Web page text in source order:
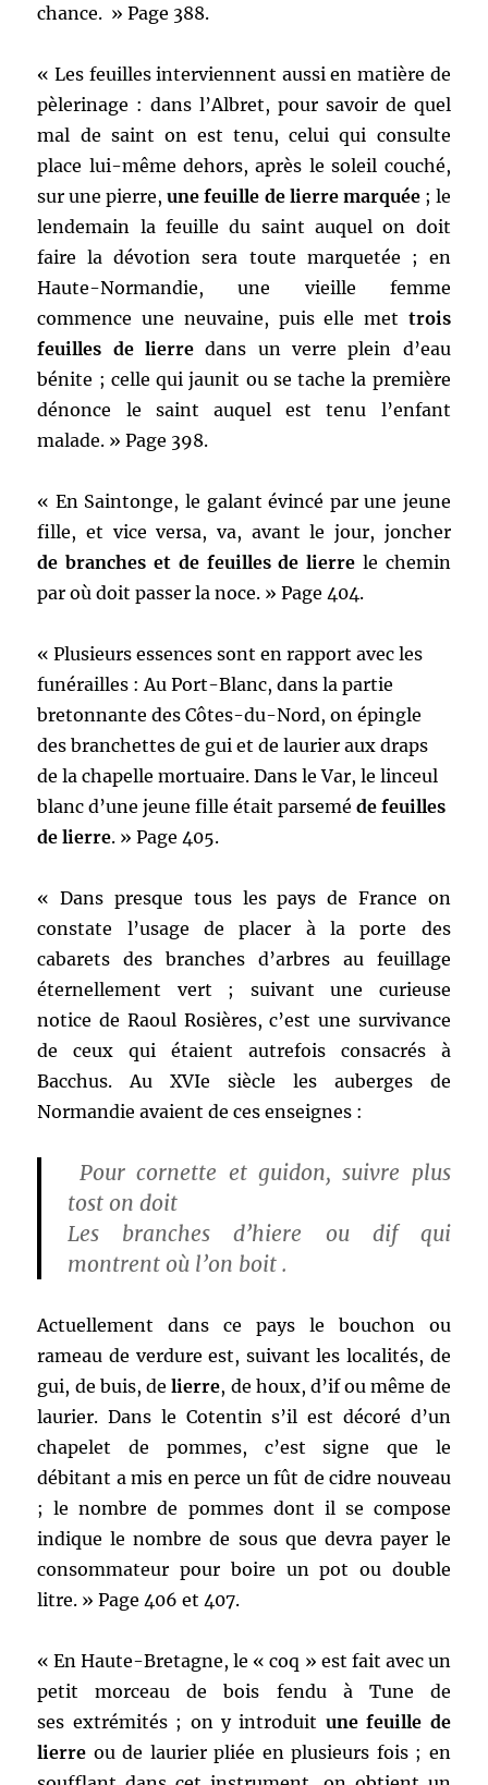
chance. » Page 388.
« Les feuilles interviennent aussi en matière de
pèlerinage : dans l’Albret, pour savoir de quel
mal de saint on est tenu, celui qui consulte
place lui-même dehors, après le soleil couché,
sur une pierre,une feuille de lierre marquée; le
lendemain la feuille du saint auquel on doit
faire la dévotion sera toute marquetée ; en
Haute-Normandie, une vieille femme
commence une neuvaine, puis elle met trois
feuilles de lierre dans un verre plein d’eau
bénite ; celle qui jaunit ou se tache la première
dénonce le saint auquel est tenu l’enfant
malade. » Page 398.
« En Saintonge, le galant évincé par une jeune
fille, et vice versa, va, avant le jour, joncher
de branches et de feuilles de lierre le chemin
par où doit passer la noce. » Page 404.
« Plusieurs essences sont en rapport avec les
funérailles : Au Port-Blanc, dans la partie
bretonnante des Côtes-du-Nord, on épingle
des branchettes de gui et de laurier aux draps
de la chapelle mortuaire. Dans le Var, le linceul
blanc d’une jeune fille était parseméde feuilles
de lierre. » Page 405.
« Dans presque tous les pays de France on
constate l’usage de placer à la porte des
cabarets des branches d’arbres au feuillage
éternellement vert ; suivant une curieuse
notice de Raoul Rosières, c’est une survivance
de ceux qui étaient autrefois consacrés à
Bacchus. Au XVIe siècle les auberges de
Normandie avaient de ces enseignes :
Pour cornette et guidon, suivre plus
tost on doit
Les branches d’hiere ou dif qui
montrent où l’on boit .
Actuellement dans ce pays le bouchon ou
rameau de verdure est, suivant les localités, de
gui, de buis, delierre, de houx, d’if ou même de
laurier. Dans le Cotentin s’il est décoré d’un
chapelet de pommes, c’est signe que le
débitant a mis en perce un fût de cidre nouveau
; le nombre de pommes dont il se compose
indique le nombre de sous que devra payer le
consommateur pour boire un pot ou double
litre. » Page 406 et 407.
« En Haute-Bretagne, le « coq » est fait avec un
petit morceau de bois fendu à Tune de
ses extrémités ; on y introduit une feuille de
lierre ou de laurier pliée en plusieurs fois ; en